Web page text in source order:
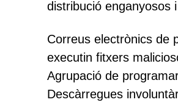
distribució enganyosos
Correus electrònics de
executin fitxers
Agrupació de
Descàrregues